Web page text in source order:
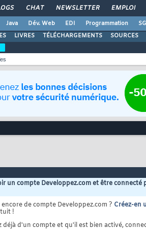
CHAT NEWSLETTER EMPLOI
Java Dév. Web EDI Programmation
LIVRES TÉLÉCHARGEMENTS SOURCES
un compte Developpez.com et être
de compte Developpez.com ? Créez-en
!
déjà d'un compte et qu'il est bien activé,